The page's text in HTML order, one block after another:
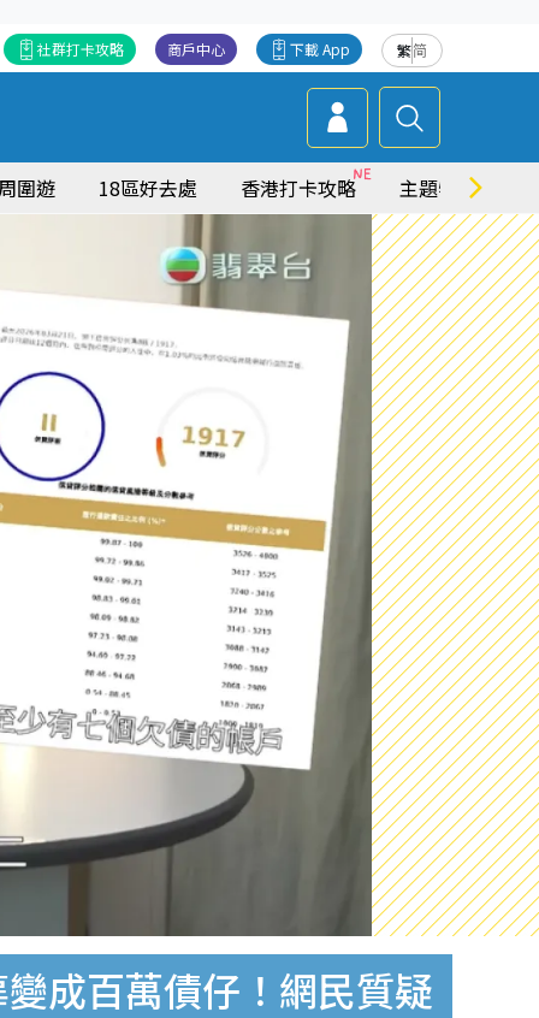
繁简
下載 App
商戶中心
社群打卡攻略
圍遊 18區好去處 香港打卡攻略 主題特集
成百萬債仔！網民質疑